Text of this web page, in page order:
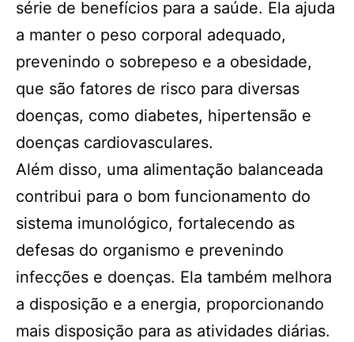
série de benefícios para a saúde. Ela ajuda
a manter o peso corporal adequado,
prevenindo o sobrepeso e a obesidade,
que são fatores de risco para diversas
doenças, como diabetes, hipertensão e
doenças cardiovasculares.
Além disso, uma alimentação balanceada
contribui para o bom funcionamento do
sistema imunológico, fortalecendo as
defesas do organismo e prevenindo
infecções e doenças. Ela também melhora
a disposição e a energia, proporcionando
mais disposição para as atividades diárias.